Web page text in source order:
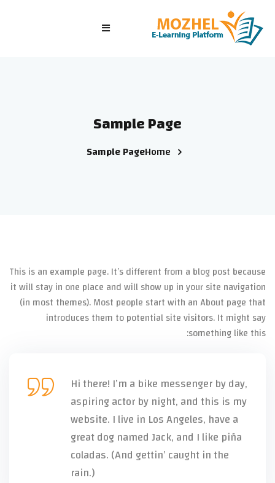
الاختبارات
الدخول/ تسجيل جديد
Sample Page
Home
Sample Page
This is an example page. It’s different from a blog post because
it will stay in one place and will show up in your site navigation
(in most themes). Most people start with an About page that
introduces them to potential site visitors. It might say
something like this:
Hi there! I’m a bike messenger by day,
aspiring actor by night, and this is my
website. I live in Los Angeles, have a
great dog named Jack, and I like piña
coladas. (And gettin’ caught in the
rain.)